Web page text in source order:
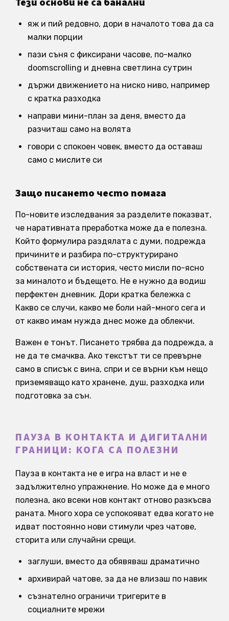
яж и пий редовно, дори в началото това да са
малки порции
пази съня с фиксирани часове, по-малко
doomscrolling и дневна светлина сутрин
държи движението на ниско ниво, например
с кратка разходка
направи мини-план за деня, вместо да
разчиташ само на волята
говори с спокоен човек, вместо да оставаш
само с мислите си
Защо писането често помага
По-новите изследвания за разделите показват,
че наративната преработка може да е полезна.
Който формулира раздялата с думи, подрежда
причините и разбира по-структурирано
собствената си история, често мисли по-ясно
за миналото и бъдещето. Не е нужно да водиш
перфектен дневник. Дори кратка бележка с
Какво се случи, какво ме боли най-много сега и
от какво имам нужда днес може да облекчи.
Важен е тонът. Писането трябва да подрежда, а
не да те смачква. Ако текстът ти се превърне
само в списък с вина, спри и се върни към нещо
приземяващо като хранене, душ, разходка или
подготовка за сън.
ПАУЗА В КОНТАКТА И ДИГИТАЛНИ
ГРАНИЦИ: КОГА СА ПОЛЕЗНИ
Пауза в контакта не е игра на власт и не е
задължително упражнение. Но може да е много
полезна, ако всеки нов контакт отново разкъсва
раната. Много хора се успокояват едва когато не
идват постоянно нови стимули чрез чатове,
сторита или случайни срещи.
заглуши, вместо да обявяваш драматично
архивирай чатове, за да не влизаш по навик
съзнателно ограничи тригерите в
социалните мрежи